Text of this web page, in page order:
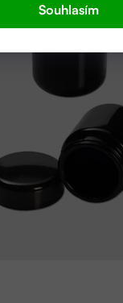
Souhlasím